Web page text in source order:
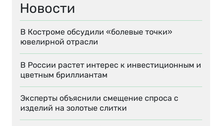
Новости
В Костроме обсудили «болевые точки»
ювелирной отрасли
В России растет интерес к инвестиционным и
цветным бриллиантам
Эксперты объяснили смещение спроса с
изделий на золотые слитки